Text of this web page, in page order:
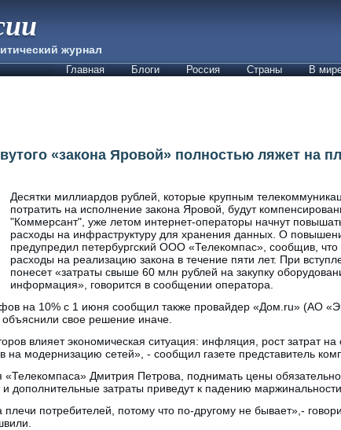
журнал
Главная Блоги Россия Страны В
«закона Яровой» полностью ляжет на
Десятки миллиардов рублей, которые крупным
потратить на исполнение закона Яровой, будут
"Коммерсант", уже летом интернет-операторы начнут
расходы на инфраструктуру для хранения данных. О
предупредил петербургский ООО «Телекомпас», сообщив, что
расходы на реализацию закона в течение пяти лет. При
понесет «затраты свыше 60 млн рублей на закупку
информация», говорится в сообщении оператора.
на 10% с 1 июня сообщил также провайдер «Дом.ru» (АО
свое решение иначе.
влияет экономическая ситуация: инфляция, рост затрат
на модернизацию сетей», - сообщил газете представитель
Дмитрия Петрова, поднимать цены
и дополнительные затраты приведут к падению
потребителей, потому что по-другому не бывает»,-